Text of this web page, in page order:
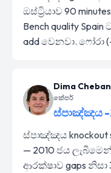
ඔස්ට්‍රියාව 90
Bench quality Spain
add වෙනවා. ෆෝරා
Dima
කේපර්
ස්පාඤ්ඤය -
ස්පාඤ්ඤය knockout
— 2010 ජය ලැබීමෙන්
ආරක්ෂාව gaps නිසා